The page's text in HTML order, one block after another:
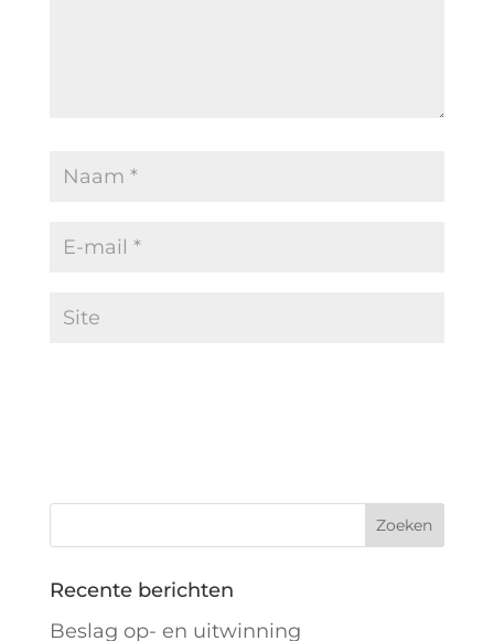
Recente berichten
Beslag op- en uitwinning